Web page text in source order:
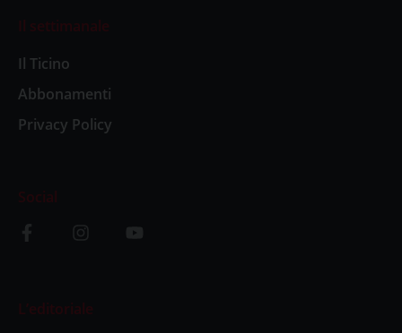
Il settimanale
Il Ticino
Abbonamenti
Privacy Policy
Social
L’editoriale